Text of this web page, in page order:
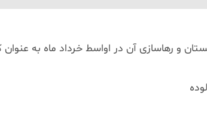
و رهاسازی آن در اواسط خرداد ماه به عنوان